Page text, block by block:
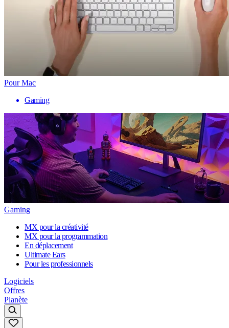
Pour Mac
Gaming
Gaming
MX pour la créativité
MX pour la programmation
En déplacement
Ultimate Ears
Pour les professionnels
Logiciels
Offres
Planète